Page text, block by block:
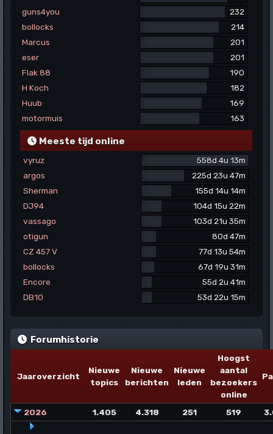
guns4you
232
bollocks
214
Marcus
201
eser
201
Flak 88
190
H Koch
182
Huub
169
motormuis
163
Meeste tijd online
vyruz
558d 4u 13m
argos
225d 23u 47m
Sherman
155d 14u 14m
DJ94
104d 15u 22m
vassago
103d 21u 35m
otigun
80d 47m
CZ 457 V
77d 13u 54m
bollocks
67d 19u 31m
Encore
55d 2u 41m
DB10
53d 22u 15m
Forumhistorie
Jaaroverzicht
Nieuwe
topics
Nieuwe
berichten
Nieuwe
leden
Hoogst
aantal
bezoekers
online
2026 1.405 4.318 251 519